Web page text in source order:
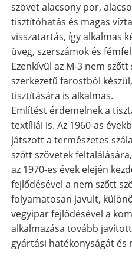
szövet alacsony por,
tisztítóhatás és magas
visszatartás, így alkalmas
üveg, szerszámok és
Ezenkívül az M-3 nem
szerkezetű farostból
tisztítására is alkalmas.
Említést érdemelnek a
textíliái is. Az 1960-as
játszott a természetes
szőtt szövetek
az 1970-es évek elején
fejlődésével a nem szőtt
folyamatosan javult,
vegyipar fejlődésével a
alkalmazása tovább
gyártási hatékonyságát és